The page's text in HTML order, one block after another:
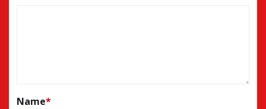
Name*